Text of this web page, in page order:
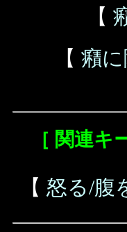
【
【 癪に
［ 関連キ
【 怒る/腹